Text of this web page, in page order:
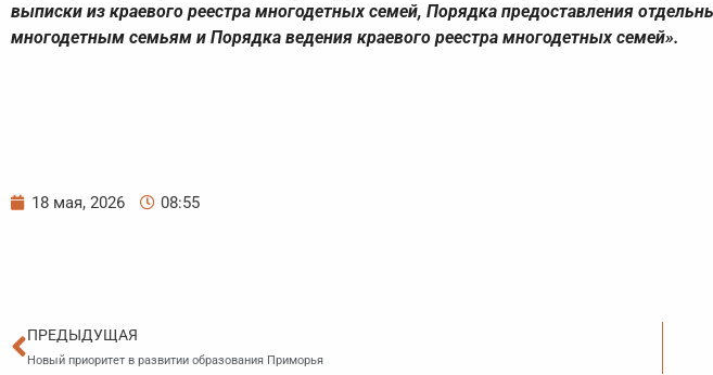
выписки из краевого реестра многодетных семей, Порядка предоставления
многодетным семьям и Порядка ведения краевого реестра многодетных семей».
18 мая, 2026 08:55
Пред
ПРЕДЫДУЩАЯ
Новый приоритет в развитии образования Приморья